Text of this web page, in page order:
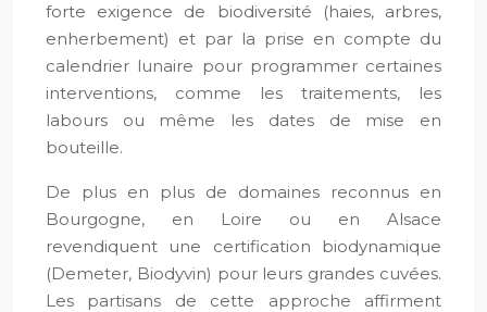
forte exigence de biodiversité (haies, arbres,
enherbement) et par la prise en compte du
calendrier lunaire pour programmer certaines
interventions, comme les traitements, les
labours ou même les dates de mise en
bouteille.
De plus en plus de domaines reconnus en
Bourgogne, en Loire ou en Alsace
revendiquent une certification biodynamique
(Demeter, Biodyvin) pour leurs grandes cuvées.
Les partisans de cette approche affirment